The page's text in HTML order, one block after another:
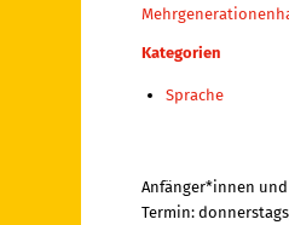
Kategorien
Sprache
Anfänger*innen
Termin: